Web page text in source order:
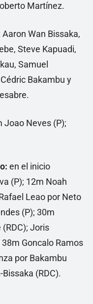
Martínez.
Wan Bissaka,
Steve Kapuadi,
Samuel
Bakambu y
Joao Neves (P);
en el inicio
(P); 12m Noah
Leao por Neto
(P); 30m
Joris
Goncalo Ramos
por Bakambu
Bissaka (RDC).